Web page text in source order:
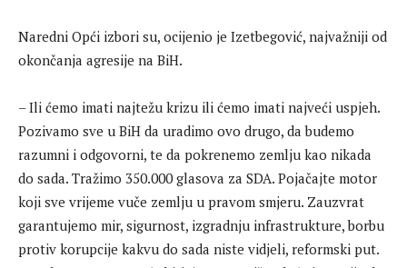
Naredni Opći izbori su, ocijenio je Izetbegović, najvažniji od
okončanja agresije na BiH.
– Ili ćemo imati najtežu krizu ili ćemo imati najveći uspjeh.
Pozivamo sve u BiH da uradimo ovo drugo, da budemo
razumni i odgovorni, te da pokrenemo zemlju kao nikada
do sada. Tražimo 350.000 glasova za SDA. Pojačajte motor
koji sve vrijeme vuče zemlju u pravom smjeru. Zauzvrat
garantujemo mir, sigurnost, izgradnju infrastrukture, borbu
protiv korupcije kakvu do sada niste vidjeli, reformski put.